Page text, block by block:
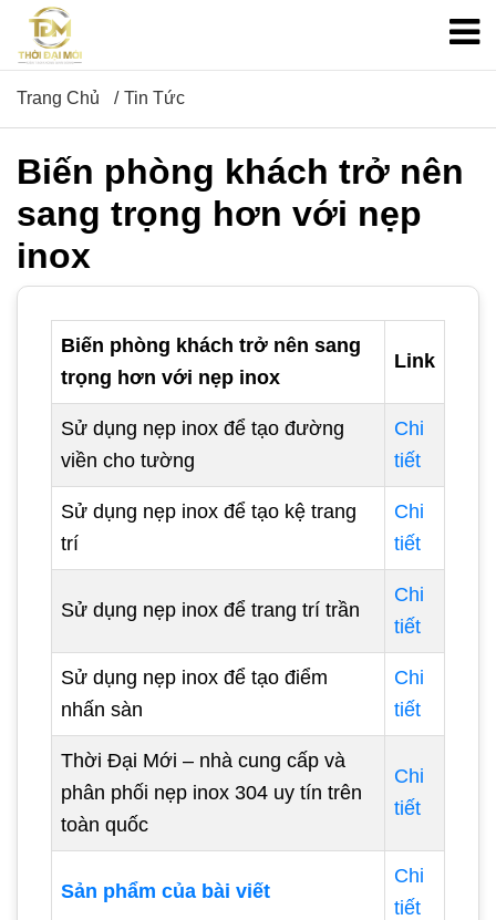
Trang Chủ Tin Tức
Biến phòng khách trở nên
sang trọng hơn với nẹp
inox
Biến phòng khách trở nên sang
trọng hơn với nẹp inox
Link
Sử dụng nẹp inox để tạo đường
viền cho tường
Chi
tiết
Sử dụng nẹp inox để tạo kệ trang
trí
Chi
tiết
Sử dụng nẹp inox để trang trí trần
Chi
tiết
Sử dụng nẹp inox để tạo điểm
nhấn sàn
Chi
tiết
Thời Đại Mới – nhà cung cấp và
phân phối nẹp inox 304 uy tín trên
toàn quốc
Chi
tiết
Sản phẩm của bài viết
Chi
tiết